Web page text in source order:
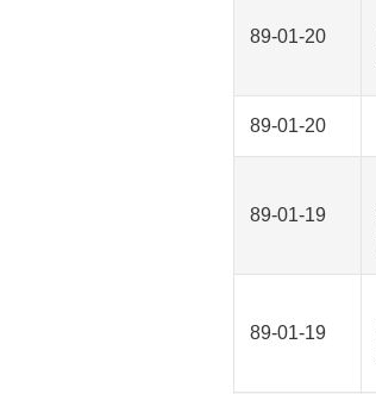
89-01-20
89-01-20
89-01-19
89-01-19